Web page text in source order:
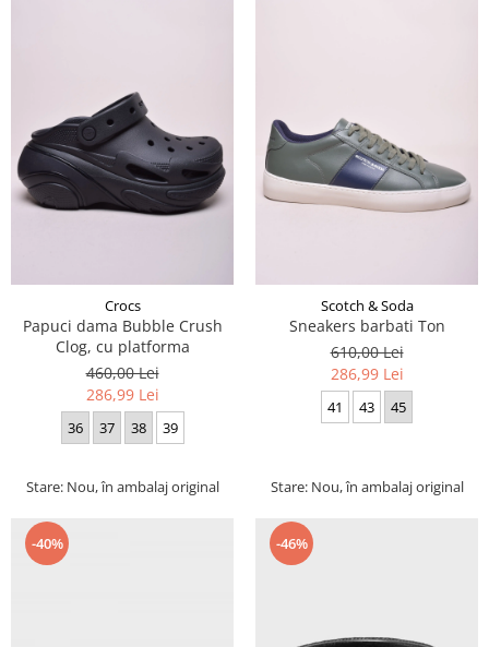
Crocs
Papuci dama Bubble Crush
Clog, cu platforma
460,00 Lei
286,99 Lei
36 37 38 39
Stare: Nou, în ambalaj original
Scotch & Soda
Sneakers barbati Ton
610,00 Lei
286,99 Lei
41 43 45
Stare: Nou, în ambalaj original
-40% -46%